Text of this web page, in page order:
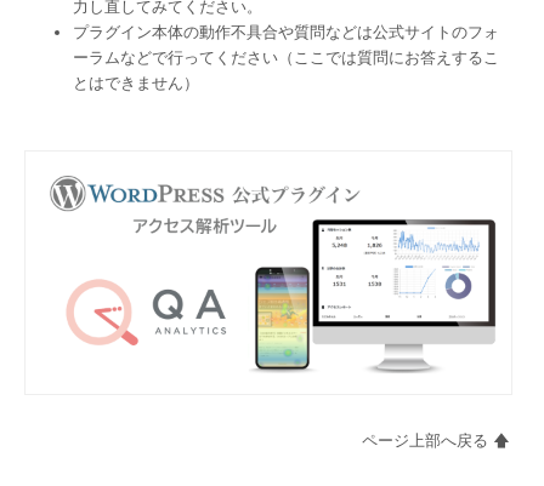
力し直してみてください。
プラグイン本体の動作不具合や質問などは公式サイトのフォ
ーラムなどで行ってください（ここでは質問にお答えするこ
とはできません）
ページ上部へ戻る 🡅